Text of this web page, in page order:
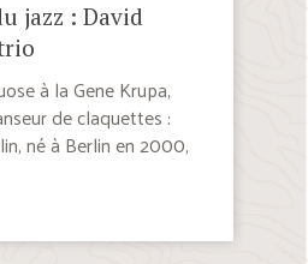
jazz : David
à la Gene Krupa,
de claquettes :
né à Berlin en 2000,